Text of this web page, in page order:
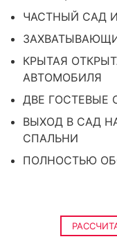
ЧАСТНЫЙ САД
КРЫТАЯ
АВТОМОБИЛЯ
ДВЕ ГОСТЕВЫЕ
ВЫХОД В САД
СПАЛЬНИ
ПОЛНОСТЬЮ